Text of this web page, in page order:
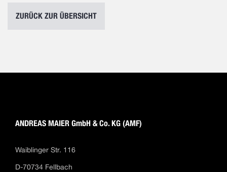
ZURÜCK ZUR ÜBERSICHT
ANDREAS MAIER GmbH & Co. KG (AMF)
Waiblinger Str. 116
D-70734 Fellbach